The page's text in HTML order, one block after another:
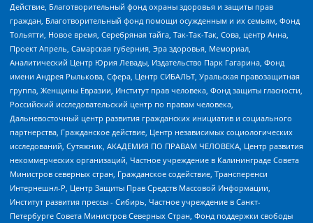
Действие, Благотворительный фонд охраны здоровья и защиты прав
граждан, Благотворительный фонд помощи осужденным и их семьям, Фонд
Тольятти, Новое время, Серебряная тайга, Так-Так-Так, Сова, центр Анна,
Проект Апрель, Самарская губерния, Эра здоровья, Мемориал,
Аналитический Центр Юрия Левады, Издательство Парк Гагарина, Фонд
имени Андрея Рылькова, Сфера, Центр СИБАЛЬТ, Уральская правозащитная
группа, Женщины Евразии, Институт прав человека, Фонд защиты гласности,
Российский исследовательский центр по правам человека,
Дальневосточный центр развития гражданских инициатив и социального
партнерства, Гражданское действие, Центр независимых социологических
исследований, Сутяжник, АКАДЕМИЯ ПО ПРАВАМ ЧЕЛОВЕКА, Центр развития
некоммерческих организаций, Частное учреждение в Калининграде Совета
Министров северных стран, Гражданское содействие, Трансперенси
Интернешнл-Р, Центр Защиты Прав Средств Массовой Информации,
Институт развития прессы - Сибирь, Частное учреждение в Санкт-
Петербурге Совета Министров Северных Стран, Фонд поддержки свободы